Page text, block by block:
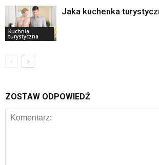
Kuchnia
turystyczna
Jaka kuchenka
ZOSTAW ODPOWIEDŹ